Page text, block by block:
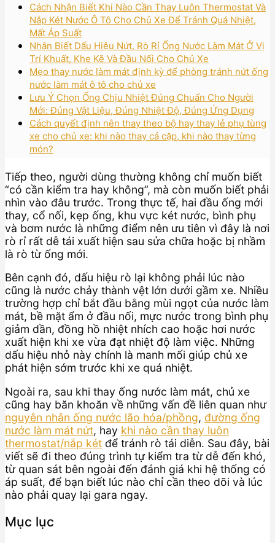
Cách Nhận Biết Khi Nào Cần Thay Luôn Thermostat Và
Nắp Két Nước Ô Tô Cho Chủ Xe Để Tránh Quá Nhiệt,
Mất Áp Suất
Nhận Biết Dấu Hiệu Nứt, Rò Rỉ Ống Nước Làm Mát Ở Vị
Trí Khuất, Khe Kẽ Và Đầu Nối Cho Chủ Xe
Mẹo thay nước làm mát định kỳ để phòng tránh nứt ống
nước làm mát ô tô cho chủ xe
Lưu Ý Chọn Ống Chịu Nhiệt Đúng Chuẩn Cho Người
Mới: Đúng Vật Liệu, Đúng Nhiệt Độ, Đúng Ứng Dụng
Cách quyết định nên thay theo bộ hay thay lẻ phụ tùng
xe cho chủ xe: khi nào thay cả cặp, khi nào thay từng
món?
Tiếp theo, người dùng thường không chỉ muốn biết
“có cần kiểm tra hay không”, mà còn muốn biết phải
nhìn vào đâu trước. Trong thực tế, hai đầu ống mới
thay, cổ nối, kẹp ống, khu vực két nước, bình phụ
và bơm nước là những điểm nên ưu tiên vì đây là nơi
rò rỉ rất dễ tái xuất hiện sau sửa chữa hoặc bị nhầm
là rò từ ống mới.
Bên cạnh đó, dấu hiệu rò lại không phải lúc nào
cũng là nước chảy thành vệt lớn dưới gầm xe. Nhiều
trường hợp chỉ bắt đầu bằng mùi ngọt của nước làm
mát, bề mặt ẩm ở đầu nối, mực nước trong bình phụ
giảm dần, đồng hồ nhiệt nhích cao hoặc hơi nước
xuất hiện khi xe vừa đạt nhiệt độ làm việc. Những
dấu hiệu nhỏ này chính là manh mối giúp chủ xe
phát hiện sớm trước khi xe quá nhiệt.
Ngoài ra, sau khi thay ống nước làm mát, chủ xe
cũng hay băn khoăn về những vấn đề liên quan như
nguyên nhân ống nước lão hóa/phồng, đường ống
nước làm mát nứt, hay khi nào cần thay luôn
thermostat/nắp két để tránh rò tái diễn. Sau đây, bài
viết sẽ đi theo đúng trình tự kiểm tra từ dễ đến khó,
từ quan sát bên ngoài đến đánh giá khi hệ thống có
áp suất, để bạn biết lúc nào chỉ cần theo dõi và lúc
nào phải quay lại gara ngay.
Mục lục